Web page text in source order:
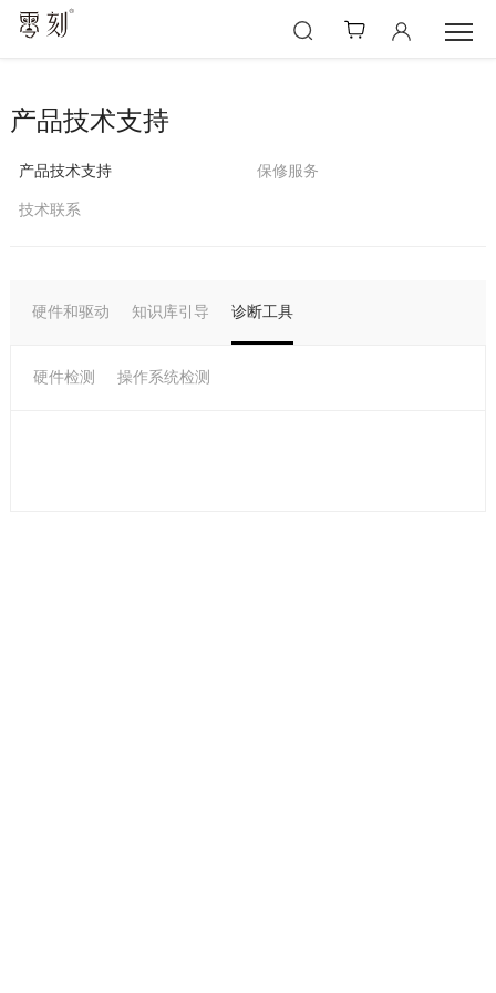
产品技术支持
产品技术支持 保修服务
技术联系
硬件和驱动 知识库引导 诊断工具
硬件检测 操作系统检测